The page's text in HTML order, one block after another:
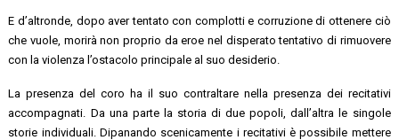
E d’altronde, dopo aver tentato con complotti e corruzione di ottenere ciò
che vuole, morirà non proprio da eroe nel disperato tentativo di rimuovere
con la violenza l’ostacolo principale al suo desiderio.
La presenza del coro ha il suo contraltare nella presenza dei recitativi
accompagnati. Da una parte la storia di due popoli, dall’altra le singole
storie individuali. Dipanando scenicamente i recitativi è possibile mettere